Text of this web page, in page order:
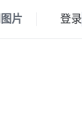
图片 登录